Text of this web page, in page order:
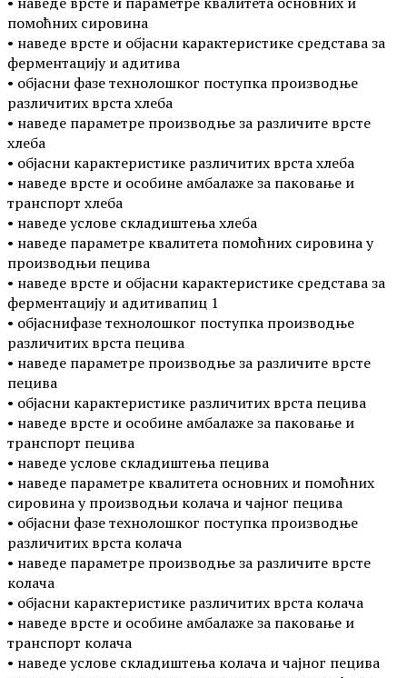
помоћних сировина
• наведе врсте и објасни карактеристике средстава за
ферментацију и адитива
• објасни фазе технолошког поступка производње
различитих врста хлеба
• наведе параметре производње за различите врсте
хлеба
• објасни карактеристике различитих врста хлеба
• наведе врсте и особине амбалаже за паковање и
транспорт хлеба
• наведе услове складиштења хлеба
• наведе параметре квалитета помоћних сировина у
производњи пецива
• наведе врсте и објасни карактеристике средстава за
ферментацију и адитивапиц 1
• објаснифазе технолошког поступка производње
различитих врста пецива
• наведе параметре производње за различите врсте
пецива
• објасни карактеристике различитих врста пецива
• наведе врсте и особине амбалаже за паковање и
транспорт пецива
• наведе услове складиштења пецива
• наведе параметре квалитета основних и помоћних
сировина у производњи колача и чајног пецива
• објасни фазе технолошког поступка производње
различитих врста колача
• наведе параметре производње за различите врсте
колача
• објасни карактеристике различитих врста колача
• наведе врсте и особине амбалаже за паковање и
транспорт колача
• наведе услове складиштења колача и чајног пецива